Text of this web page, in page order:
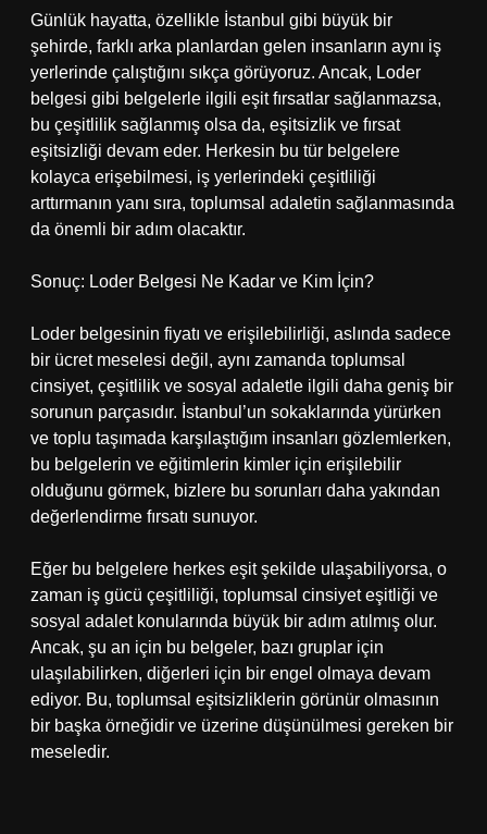
Günlük hayatta, özellikle İstanbul gibi büyük bir
şehirde, farklı arka planlardan gelen insanların aynı iş
yerlerinde çalıştığını sıkça görüyoruz. Ancak, Loder
belgesi gibi belgelerle ilgili eşit fırsatlar sağlanmazsa,
bu çeşitlilik sağlanmış olsa da, eşitsizlik ve fırsat
eşitsizliği devam eder. Herkesin bu tür belgelere
kolayca erişebilmesi, iş yerlerindeki çeşitliliği
arttırmanın yanı sıra, toplumsal adaletin sağlanmasında
da önemli bir adım olacaktır.
Sonuç: Loder Belgesi Ne Kadar ve Kim İçin?
Loder belgesinin fiyatı ve erişilebilirliği, aslında sadece
bir ücret meselesi değil, aynı zamanda toplumsal
cinsiyet, çeşitlilik ve sosyal adaletle ilgili daha geniş bir
sorunun parçasıdır. İstanbul’un sokaklarında yürürken
ve toplu taşımada karşılaştığım insanları gözlemlerken,
bu belgelerin ve eğitimlerin kimler için erişilebilir
olduğunu görmek, bizlere bu sorunları daha yakından
değerlendirme fırsatı sunuyor.
Eğer bu belgelere herkes eşit şekilde ulaşabiliyorsa, o
zaman iş gücü çeşitliliği, toplumsal cinsiyet eşitliği ve
sosyal adalet konularında büyük bir adım atılmış olur.
Ancak, şu an için bu belgeler, bazı gruplar için
ulaşılabilirken, diğerleri için bir engel olmaya devam
ediyor. Bu, toplumsal eşitsizliklerin görünür olmasının
bir başka örneğidir ve üzerine düşünülmesi gereken bir
meseledir.